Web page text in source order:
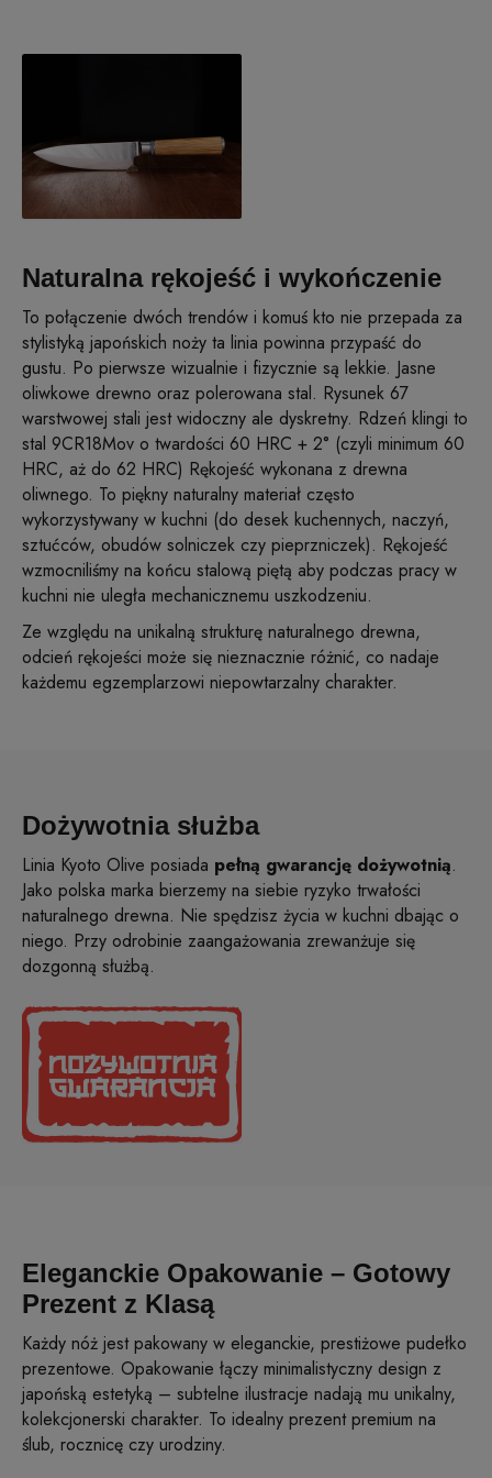
Naturalna rękojeść i wykończenie
To połączenie dwóch trendów i komuś kto nie przepada za
stylistyką japońskich noży ta linia powinna przypaść do
gustu. Po pierwsze wizualnie i fizycznie są lekkie. Jasne
oliwkowe drewno oraz polerowana stal. Rysunek 67
warstwowej stali jest widoczny ale dyskretny. Rdzeń klingi to
stal 9CR18Mov o twardości 60 HRC + 2° (czyli minimum 60
HRC, aż do 62 HRC) Rękojeść wykonana z drewna
oliwnego. To piękny naturalny materiał często
wykorzystywany w kuchni (do desek kuchennych, naczyń,
sztućców, obudów solniczek czy pieprzniczek). Rękojeść
wzmocniliśmy na końcu stalową piętą aby podczas pracy w
kuchni nie uległa mechanicznemu uszkodzeniu.
Ze względu na unikalną strukturę naturalnego drewna,
odcień rękojeści może się nieznacznie różnić, co nadaje
każdemu egzemplarzowi niepowtarzalny charakter.
Dożywotnia służba
Linia Kyoto Olive posiada pełną gwarancję dożywotnią.
Jako polska marka bierzemy na siebie ryzyko trwałości
naturalnego drewna. Nie spędzisz życia w kuchni dbając o
niego. Przy odrobinie zaangażowania zrewanżuje się
dozgonną służbą.
Eleganckie Opakowanie – Gotowy
Prezent z Klasą
Każdy nóż jest pakowany w eleganckie, prestiżowe pudełko
prezentowe. Opakowanie łączy minimalistyczny design z
japońską estetyką – subtelne ilustracje nadają mu unikalny,
kolekcjonerski charakter. To idealny prezent premium na
ślub, rocznicę czy urodziny.